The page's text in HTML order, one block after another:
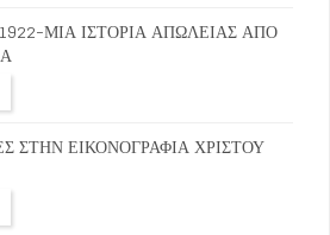
ΜΙΑ ΙΣΤΟΡΙΑ ΑΠΩΛΕΙΑΣ ΑΠΟ
ΣΤΗΝ ΕΙΚΟΝΟΓΡΑΦΙΑ ΧΡΙΣΤΟΥ